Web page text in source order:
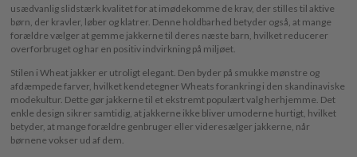
usædvanlig slidstærk kvalitet for at imødekomme de krav, der stilles til aktive
børn, der kravler, løber og klatrer. Denne holdbarhed betyder også, at mange
forældre vælger at gemme jakkerne til deres næste barn, hvilket reducerer
overforbruget og har en positiv indvirkning på miljøet.
Stilen i Wheat jakker er utroligt elegant. Den byder på smukke mønstre og
afdæmpede farver, hvilket kendetegner Wheats forankring i den skandinaviske
modekultur. Dette gør jakkerne til et ekstremt populært valg herhjemme. Det
enkle design sikrer samtidig, at jakkerne ikke bliver umoderne hurtigt, hvilket
betyder, at mange forældre genbruger eller videresælger jakkerne, når
børnene vokser ud af dem.